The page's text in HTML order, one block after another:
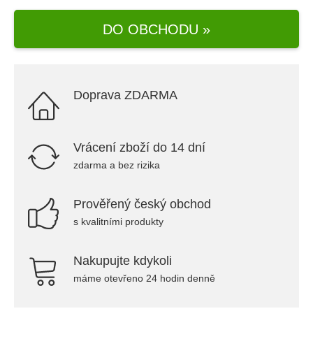
DO OBCHODU »
Doprava ZDARMA
Vrácení zboží do 14 dní
zdarma a bez rizika
Prověřený český obchod
s kvalitními produkty
Nakupujte kdykoli
máme otevřeno 24 hodin denně